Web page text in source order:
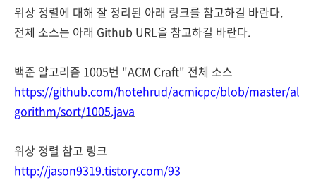
위상 정렬에 대해 잘 정리된 아래 링크를 참고하길 바란다.
전체 소스는 아래 Github URL을 참고하길 바란다.
백준 알고리즘 1005번 "ACM Craft" 전체 소스
https://github.com/hotehrud/acmicpc/blob/master/al
gorithm/sort/1005.java
위상 정렬 참고 링크
http://jason9319.tistory.com/93